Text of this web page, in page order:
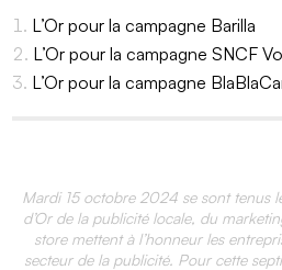
L’Or pour la campagne Barilla
L’Or pour la campagne SNCF
L’Or pour la campagne
Mardi 15 octobre 2024 se sont tenus
d’Or de la publicité locale, du
store mettent à l’honneur les
secteur de la publicité. Pour cette